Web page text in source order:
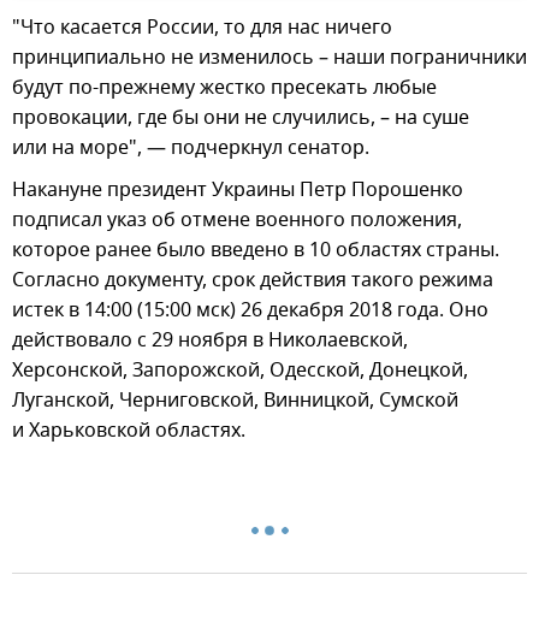
"Что касается России, то для нас ничего
принципиально не изменилось – наши пограничники
будут по-прежнему жестко пресекать любые
провокации, где бы они не случились, – на суше
или на море", — подчеркнул сенатор.
Накануне президент Украины Петр Порошенко
подписал указ об отмене военного положения,
которое ранее было введено в 10 областях страны.
Согласно документу, срок действия такого режима
истек в 14:00 (15:00 мск) 26 декабря 2018 года. Оно
действовало с 29 ноября в Николаевской,
Херсонской, Запорожской, Одесской, Донецкой,
Луганской, Черниговской, Винницкой, Сумской
и Харьковской областях.